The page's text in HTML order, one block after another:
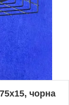
чорна